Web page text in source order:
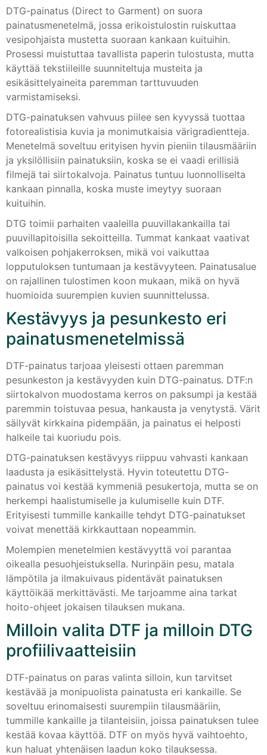
DTG-painatus (Direct to Garment) on suora
painatusmenetelmä, jossa erikoistulostin ruiskuttaa
vesipohjaista mustetta suoraan kankaan kuituihin.
Prosessi muistuttaa tavallista paperin tulostusta, mutta
käyttää tekstiileille suunniteltuja musteita ja
esikäsittelyaineita paremman tarttuvuuden
varmistamiseksi.
DTG-painatuksen vahvuus piilee sen kyvyssä tuottaa
fotorealistisia kuvia ja monimutkaisia värigradientteja.
Menetelmä soveltuu erityisen hyvin pieniin tilausmääriin
ja yksilöllisiin painatuksiin, koska se ei vaadi erillisiä
filmejä tai siirtokalvoja. Painatus tuntuu luonnolliselta
kankaan pinnalla, koska muste imeytyy suoraan
kuituihin.
DTG toimii parhaiten vaaleilla puuvillakankailla tai
puuvillapitoisilla sekoitteilla. Tummat kankaat vaativat
valkoisen pohjakerroksen, mikä voi vaikuttaa
lopputuloksen tuntumaan ja kestävyyteen. Painatusalue
on rajallinen tulostimen koon mukaan, mikä on hyvä
huomioida suurempien kuvien suunnittelussa.
Kestävyys ja pesunkesto eri
painatusmenetelmissä
DTF-painatus tarjoaa yleisesti ottaen paremman
pesunkeston ja kestävyyden kuin DTG-painatus. DTF:n
siirtokalvon muodostama kerros on paksumpi ja kestää
paremmin toistuvaa pesua, hankausta ja venytystä. Värit
säilyvät kirkkaina pidempään, ja painatus ei helposti
halkeile tai kuoriudu pois.
DTG-painatuksen kestävyys riippuu vahvasti kankaan
laadusta ja esikäsittelystä. Hyvin toteutettu DTG-
painatus voi kestää kymmeniä pesukertoja, mutta se on
herkempi haalistumiselle ja kulumiselle kuin DTF.
Erityisesti tummille kankaille tehdyt DTG-painatukset
voivat menettää kirkkauttaan nopeammin.
Molempien menetelmien kestävyyttä voi parantaa
oikealla pesuohjeistuksella. Nurinpäin pesu, matala
lämpötila ja ilmakuivaus pidentävät painatuksen
käyttöikää merkittävästi. Me tarjoamme aina tarkat
hoito-ohjeet jokaisen tilauksen mukana.
Milloin valita DTF ja milloin DTG
profiilivaatteisiin
DTF-painatus on paras valinta silloin, kun tarvitset
kestävää ja monipuolista painatusta eri kankaille. Se
soveltuu erinomaisesti suurempiin tilausmääriin,
tummille kankaille ja tilanteisiin, joissa painatuksen tulee
kestää kovaa käyttöä. DTF on myös hyvä vaihtoehto,
kun haluat yhtenäisen laadun koko tilauksessa.